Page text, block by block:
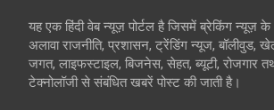
यह एक हिंदी वेब न्यूज़ पोर्टल है जिसमें ब्रेकिंग न्यूज़ के
अलावा राजनीति, प्रशासन, ट्रेंडिंग न्यूज, बॉलीवुड,
जगत, लाइफस्टाइल, बिजनेस, सेहत, ब्यूटी, रोजगार
टेक्नोलॉजी से संबंधित खबरें पोस्ट की जाती है।